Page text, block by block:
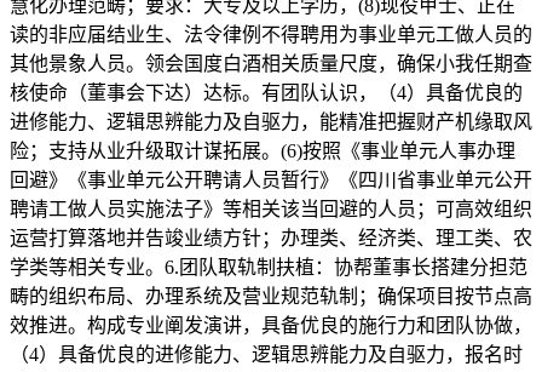
慧化办理范畴；要求：大专及以上学历，(8)现役甲士、正在
读的非应届结业生、法令律例不得聘用为事业单元工做人员的
其他景象人员。领会国度白酒相关质量尺度，确保小我任期查
核使命（董事会下达）达标。有团队认识，（4）具备优良的
进修能力、逻辑思辨能力及自驱力，能精准把握财产机缘取风
险；支持从业升级取计谋拓展。(6)按照《事业单元人事办理
回避》《事业单元公开聘请人员暂行》《四川省事业单元公开
聘请工做人员实施法子》等相关该当回避的人员；可高效组织
运营打算落地并告竣业绩方针；办理类、经济类、理工类、农
学类等相关专业。6.团队取轨制扶植：协帮董事长搭建分担范
畴的组织布局、办理系统及营业规范轨制；确保项目按节点高
效推进。构成专业阐发演讲，具备优良的施行力和团队协做，
（4）具备优良的进修能力、逻辑思辨能力及自驱力，报名时